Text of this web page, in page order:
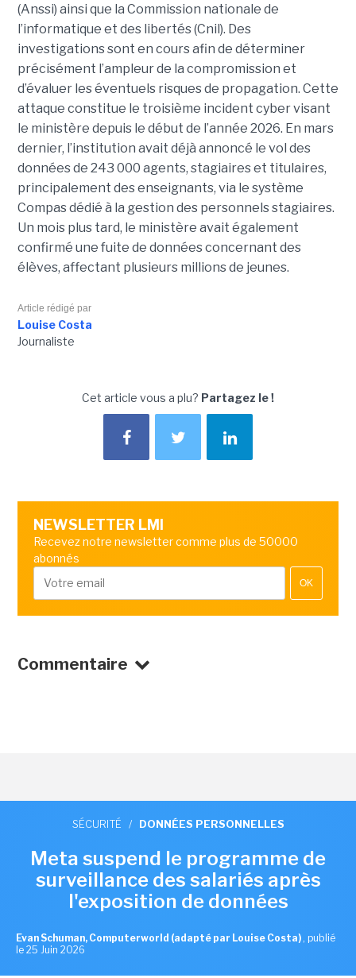
(Anssi) ainsi que la Commission nationale de
l’informatique et des libertés (Cnil). Des
investigations sont en cours afin de déterminer
précisément l’ampleur de la compromission et
d’évaluer les éventuels risques de propagation. Cette
attaque constitue le troisième incident cyber visant
le ministère depuis le début de l’année 2026. En mars
dernier, l’institution avait déjà annoncé le vol des
données de 243 000 agents, stagiaires et titulaires,
principalement des enseignants, via le système
Compas dédié à la gestion des personnels stagiaires.
Un mois plus tard, le ministère avait également
confirmé une fuite de données concernant des
élèves, affectant plusieurs millions de jeunes.
Article rédigé par
Louise Costa
Journaliste
Cet article vous a plu? Partagez le !
NEWSLETTER LMI
Recevez notre newsletter comme plus de 50000
abonnés
OK
Commentaire
SÉCURITÉ / DONNÉES PERSONNELLES
Meta suspend le programme de
surveillance des salariés après
l'exposition de données
Evan Schuman, Computerworld (adapté par Louise Costa) , publié
le 25 Juin 2026